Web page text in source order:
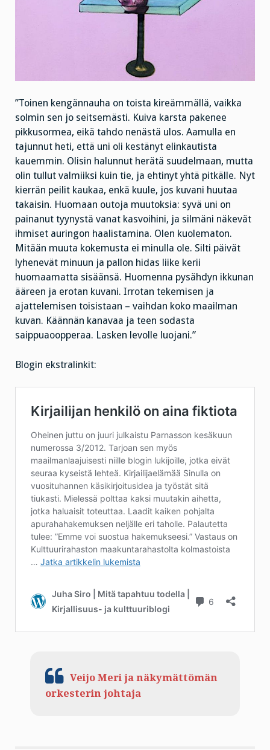
”Toinen kengännauha on toista kireämmällä, vaikka
solmin sen jo seitsemästi. Kuiva karsta pakenee
pikkusormea, eikä tahdo nenästä ulos. Aamulla en
tajunnut heti, että uni oli kestänyt elinkautista
kauemmin. Olisin halunnut herätä suudelmaan, mutta
olin tullut valmiiksi kuin tie, ja ehtinyt yhtä pitkälle. Nyt
kierrän peilit kaukaa, enkä kuule, jos kuvani huutaa
takaisin. Huomaan outoja muutoksia: syvä uni on
painanut tyynystä vanat kasvoihini, ja silmäni näkevät
ihmiset auringon haalistamina. Olen kuolematon.
Mitään muuta kokemusta ei minulla ole. Silti päivät
lyhenevät minuun ja pallon hidas liike kerii
huomaamatta sisäänsä. Huomenna pysähdyn ikkunan
ääreen ja erotan kuvani. Irrotan tekemisen ja
ajattelemisen toisistaan – vaihdan koko maailman
kuvan. Käännän kanavaa ja teen sodasta
saippuaoopperaa. Lasken levolle luojani.”
Blogin ekstralinkit:
Veijo Meri ja näkymättömän
orkesterin johtaja